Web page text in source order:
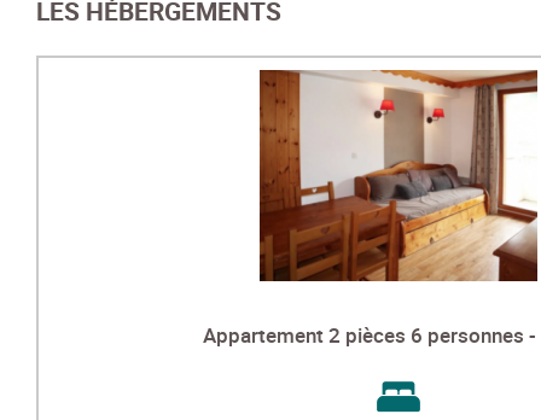
LES HÉBERGEMENTS
Appartement 2 pièces 6 personnes -